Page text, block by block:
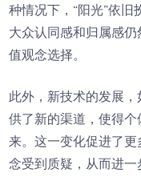
种情况下，“阳光”依
大众认同感和归属感
值观念选择。
此外，新技术的发展
供了新的渠道，使得
来。这一变化促进了
念受到质疑，从而进一